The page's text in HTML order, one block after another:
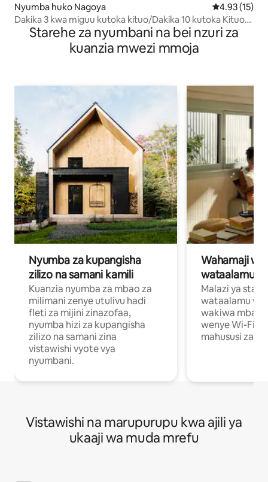
Nyumba huko Nagoya Ukadiriaji wa
4.93 (15)
Dakika 3 kwa miguu kutoka kituo/Dakika 10 kutoka Kituo
cha Nagoya/Dakika 20 kwa gari kutoka Legoland/Vitanda
6, watu 10 wanaweza kukaa/86 ㎡/Maegesho ya bure
Starehe za nyumbani na bei nzuri za
kuanzia mwezi mmoja
Nyumba za kupangisha
zilizo na samani kamili
Kuanzia nyumba za mbao za
milimani zenye utulivu hadi
fleti za mijini zinazofaa,
nyumba hizi za kupangisha
zilizo na samani zina
vistawishi vyote vya
nyumbani.
Wahamaji
wataalamu
Malazi ya
wataalamu
wakiwa mbali
wenye Wi-Fi
mahususi za
Vistawishi na marupurupu kwa ajili ya
ukaaji wa muda mrefu